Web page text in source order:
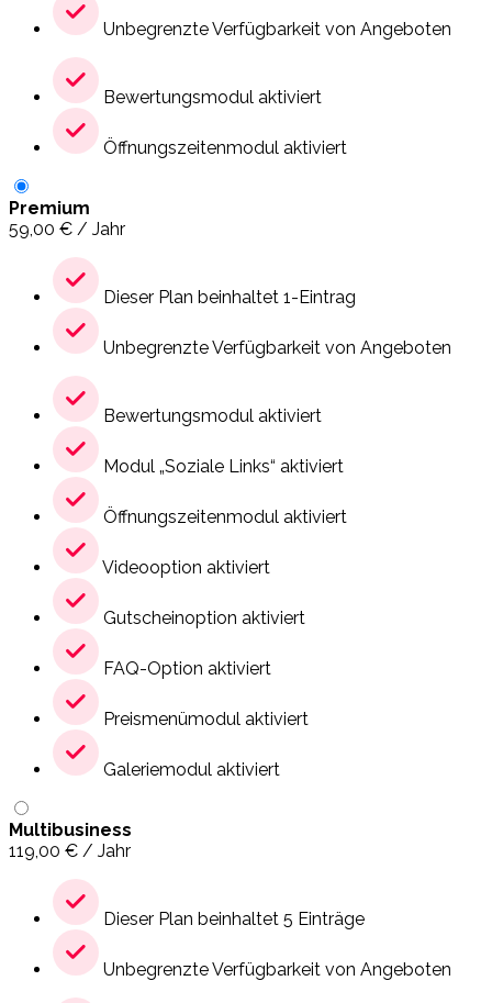
Unbegrenzte Verfügbarkeit von Angeboten
Bewertungsmodul aktiviert
Öffnungszeitenmodul aktiviert
Premium
59,00 € / Jahr
Dieser Plan beinhaltet 1-Eintrag
Unbegrenzte Verfügbarkeit von Angeboten
Bewertungsmodul aktiviert
Modul „Soziale Links“ aktiviert
Öffnungszeitenmodul aktiviert
Videooption aktiviert
Gutscheinoption aktiviert
FAQ-Option aktiviert
Preismenümodul aktiviert
Galeriemodul aktiviert
Multibusiness
119,00 € / Jahr
Dieser Plan beinhaltet 5 Einträge
Unbegrenzte Verfügbarkeit von Angeboten